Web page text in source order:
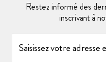
Restez informé des
inscrivant à